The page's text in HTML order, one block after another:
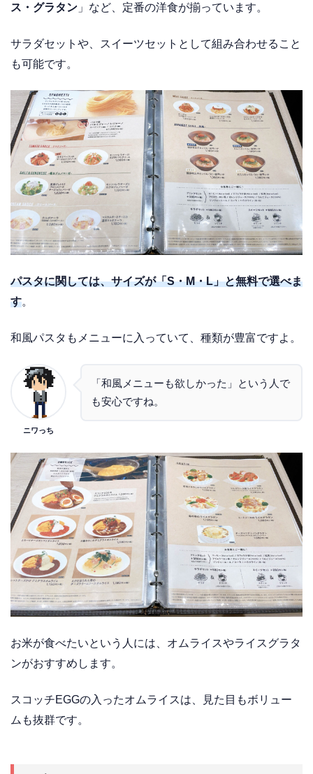
ス・グラタン 」など、定番の洋食が揃っています。
サラダセットや、スイーツセットとして組み合わせること
も可能です。
パスタに関しては、サイズが「S・M・L」と無料で選べま
す。
和風パスタもメニューに入っていて、種類が豊富ですよ。
ニワっち
「和風メニューも欲しかった」という人で
も安心ですね。
お米が食べたいという人には、オムライスやライスグラタ
ンがおすすめします。
スコッチEGGの入ったオムライスは、見た目もボリュー
ムも抜群です。